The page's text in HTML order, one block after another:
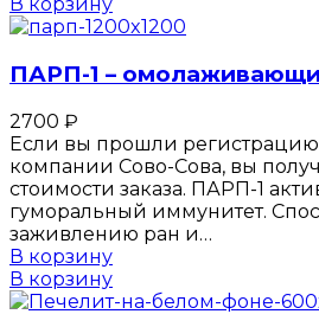
В корзину
ПАРП-1 –
2700 ₽
Если вы прошли регистрацию
компании Сово-Сова, вы
стоимости заказа. ПАРП-1
гуморальный иммунитет.
заживлению ран и…
В корзину
В корзину